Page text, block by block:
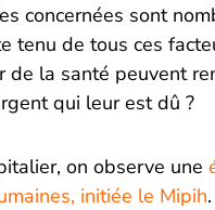
concernées sont
tenu de tous ces
de la santé peuvent
qui leur est dû ?
on observe une
initiée le Mipih